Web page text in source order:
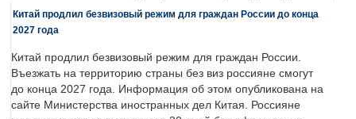
Китай продлил безвизовый режим для граждан России до конца
2027 года
Китай продлил безвизовый режим для граждан России.
Въезжать на территорию страны без виз россияне смогут
до конца 2027 года. Информация об этом опубликована на
сайте Министерства иностранных дел Китая. Россияне